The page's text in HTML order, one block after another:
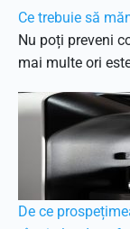
Ce trebuie să
Nu poți preveni
mai multe ori
De ce